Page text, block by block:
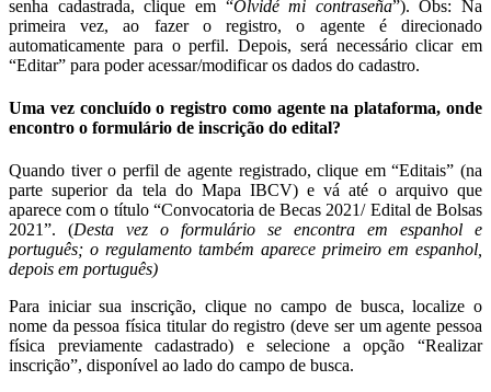
senha cadastrada, clique em “Olvidé mi contraseña”). Obs: Na
primeira vez, ao fazer o registro, o agente é direcionado
automaticamente para o perfil. Depois, será necessário clicar em
“Editar” para poder acessar/modificar os dados do cadastro.
Uma vez concluído o registro como agente na plataforma, onde
encontro o formulário de inscrição do edital?
Quando tiver o perfil de agente registrado, clique em “Editais” (na
parte superior da tela do Mapa IBCV) e vá até o arquivo que
aparece com o título “Convocatoria de Becas 2021/ Edital de Bolsas
2021”. (Desta vez o formulário se encontra em espanhol e
português; o regulamento também aparece primeiro em espanhol,
depois em português)
Para iniciar sua inscrição, clique no campo de busca, localize o
nome da pessoa física titular do registro (deve ser um agente pessoa
física previamente cadastrado) e selecione a opção “Realizar
inscrição”, disponível ao lado do campo de busca.